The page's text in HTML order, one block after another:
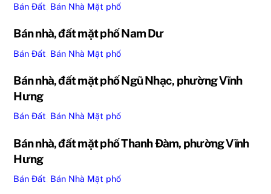
Bán Đất Bán Nhà Mặt phố
Bán nhà, đất mặt phố Nam Dư
Bán Đất Bán Nhà Mặt phố
Bán nhà, đất mặt phố Ngũ Nhạc, phường Vĩnh
Hưng
Bán Đất Bán Nhà Mặt phố
Bán nhà, đất mặt phố Thanh Đàm, phường Vĩnh
Hưng
Bán Đất Bán Nhà Mặt phố